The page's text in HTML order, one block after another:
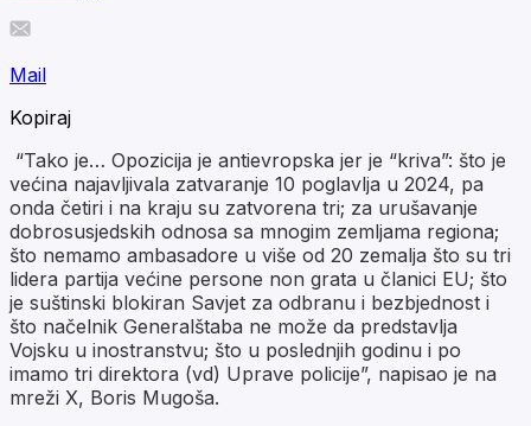
Mail
Kopiraj
“Tako je… Opozicija je antievropska jer je “kriva”: što je
većina najavljivala zatvaranje 10 poglavlja u 2024, pa
onda četiri i na kraju su zatvorena tri; za urušavanje
dobrosusjedskih odnosa sa mnogim zemljama regiona;
što nemamo ambasadore u više od 20 zemalja što su tri
lidera partija većine persone non grata u članici EU; što
je suštinski blokiran Savjet za odbranu i bezbjednost i
što načelnik Generalštaba ne može da predstavlja
Vojsku u inostranstvu; što u poslednjih godinu i po
imamo tri direktora (vd) Uprave policije”, napisao je na
mreži X, Boris Mugoša.